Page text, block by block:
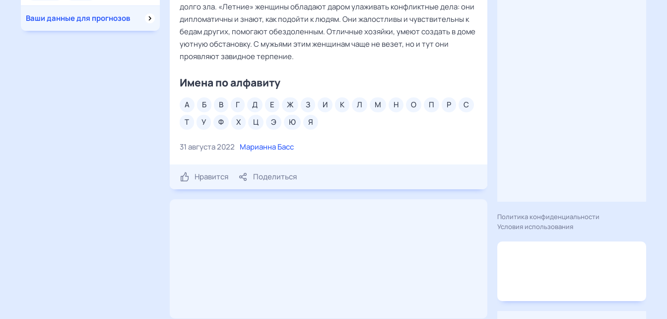
Ваши данные для прогнозов
долго зла. «Летние» женщины обладают даром улаживать конфликтные дела: они
дипломатичны и знают, как подойти к людям. Они жалостливы и чувствительны к
бедам других, помогают обездоленным. Отличные хозяйки, умеют создать в доме
уютную обстановку. С мужьями этим женщинам чаще не везет, но и тут они
проявляют завидное терпение.
Имена по алфавиту
а б в г д е ж з и к л м н о п р
с
т
у ф х ц э ю я
31 августа 2022 Марианна Басс
Нравится Поделиться
Политика конфиденциальности
Условия использования